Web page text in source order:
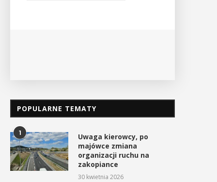
POPULARNE TEMATY
1
Uwaga kierowcy, po
majówce zmiana
organizacji ruchu na
zakopiance
30 kwietnia 2026